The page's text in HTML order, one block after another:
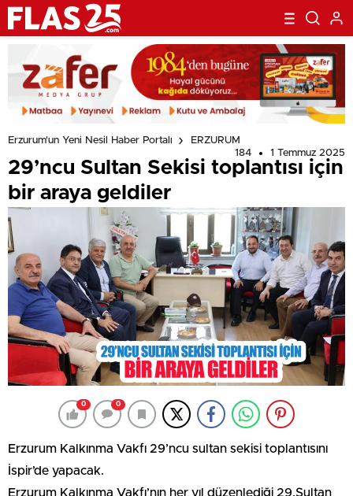
Erzurum'un Yeni Nesil Haber Portalı
ERZURUM
184
1 Temmuz 2025
29’ncu Sultan Sekisi toplantısı için
bir araya geldiler
0 0
Erzurum Kalkınma Vakfı 29’ncu sultan sekisi toplantısını
İspir’de yapacak.
Erzurum Kalkınma Vakfı’nın her yıl düzenlediği 29.Sultan